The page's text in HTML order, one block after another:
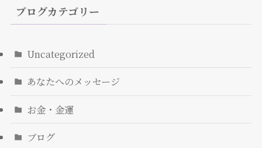
ブログカテゴリー
Uncategorized
あなたへのメッセージ
お金・金運
ブログ